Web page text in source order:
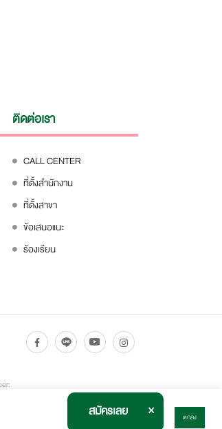
ติดต่อเรา
CALL CENTER
ที่ตั้งสำนักงาน
ที่ตั้งสาขา
ข้อเสนอแนะ
ร้องเรียน
ไม่ตกลง ตกลง
'Fancy Sneakers', item_category: 'Shoes - Running
×
สมัครเลย